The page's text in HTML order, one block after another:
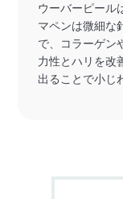
ウーバーピール
マペンは微細な
で、コラーゲン
力性とハリを改
出ることで小じ